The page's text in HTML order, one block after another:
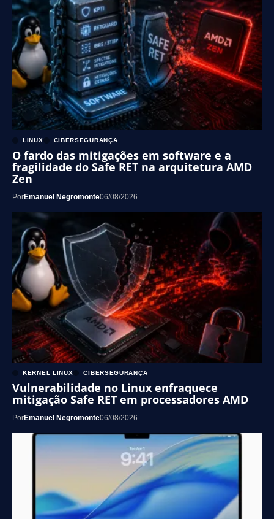
LINUX CIBERSEGURANÇA
O fardo das mitigações em software e a
fragilidade do Safe RET na arquitetura AMD
Zen
PorEmanuel Negromonte06/08/2026
KERNEL LINUX CIBERSEGURANÇA
Vulnerabilidade no Linux enfraquece
mitigação Safe RET em processadores AMD
PorEmanuel Negromonte06/08/2026